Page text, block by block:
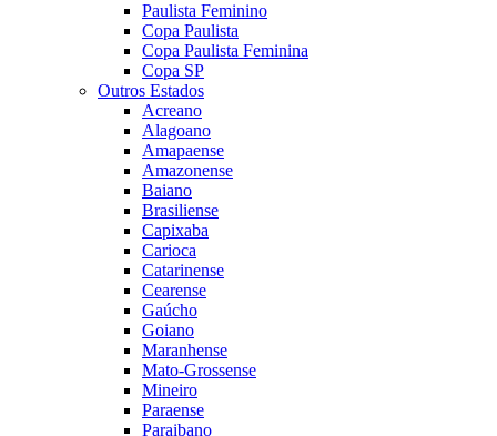
Paulista Feminino
Copa Paulista
Copa Paulista Feminina
Copa SP
Outros Estados
Acreano
Alagoano
Amapaense
Amazonense
Baiano
Brasiliense
Capixaba
Carioca
Catarinense
Cearense
Gaúcho
Goiano
Maranhense
Mato-Grossense
Mineiro
Paraense
Paraibano